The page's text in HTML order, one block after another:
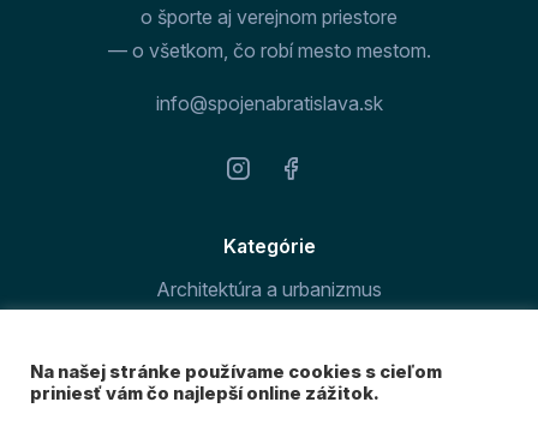
o športe aj verejnom priestore
— o všetkom, čo robí mesto mestom.
info@spojenabratislava.sk
Kategórie
Architektúra a urbanizmus
O magazíne
Na našej stránke používame cookies s cieľom
priniesť vám čo najlepší online zážitok.